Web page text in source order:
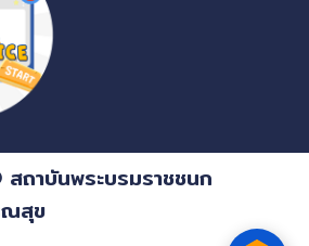
ถาบันพระบรมราชชนก
ณสุข